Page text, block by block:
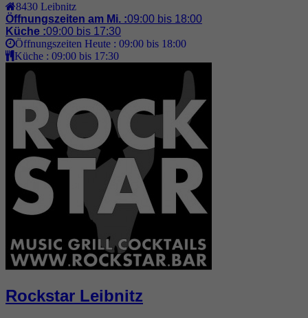
8430 Leibnitz
Öffnungszeiten am Mi. :09:00 bis 18:00
Küche :09:00 bis 17:30
Öffnungszeiten Heute : 09:00 bis 18:00
Küche : 09:00 bis 17:30
Rockstar Leibnitz